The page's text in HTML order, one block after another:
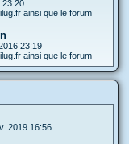
23:20
ainsi que le forum
23:19
ainsi que le forum
2019 16:56